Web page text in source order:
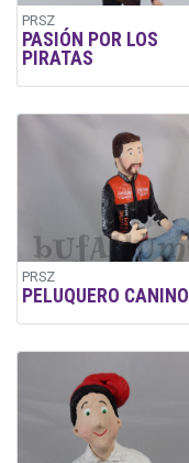
PRSZ
PASIÓN POR LOS
PIRATAS
PRSZ
PELUQUERO CANINO